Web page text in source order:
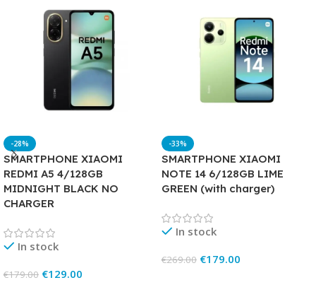
-28%
SMARTPHONE XIAOMI
REDMI A5 4/128GB
MIDNIGHT BLACK NO
CHARGER
In stock
€179.00 €129.00
-33%
SMARTPHONE XIAOMI
NOTE 14 6/128GB LIME
GREEN (with charger)
In stock
€269.00 €179.00